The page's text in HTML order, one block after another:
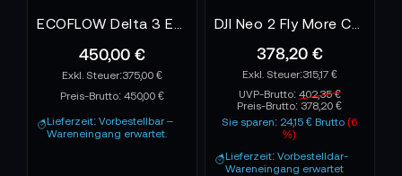
450,00 €
375,00 €
Preis-Brutto:450,00 €
Lieferzeit: Vorbestellbar –
Wareneingang erwartet.
378,20 €
315,17 €
UVP-Brutto: 402,35 €
Preis-Brutto: 378,20 €
Sie sparen: 24,15 € Brutto(6
%)
Lieferzeit: Vorbestelldar-
Wareneingang erwartet